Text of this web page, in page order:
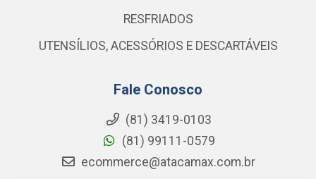
RESFRIADOS
UTENSÍLIOS, ACESSÓRIOS E DESCARTÁVEIS
Fale Conosco
(81) 3419-0103
(81) 99111-0579
ecommerce@atacamax.com.br